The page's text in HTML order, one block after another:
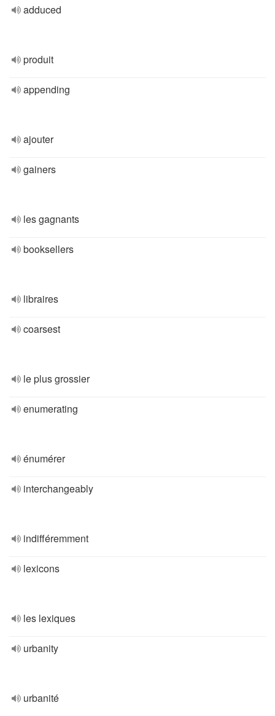
adduced
produit
appending
ajouter
gainers
les gagnants
booksellers
libraires
coarsest
le plus grossier
enumerating
énumérer
interchangeably
indifféremment
lexicons
les lexiques
urbanity
urbanité